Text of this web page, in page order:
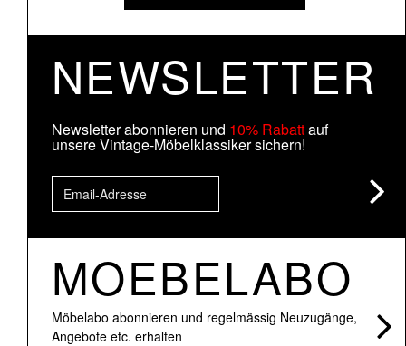
NEWSLETTER
Newsletter abonnieren und 10% Rabattauf
unsere Vintage-Möbelklassiker sichern!
MOEBELABO
Möbelabo abonnieren und regelmässig Neuzugänge,
Angebote etc. erhalten